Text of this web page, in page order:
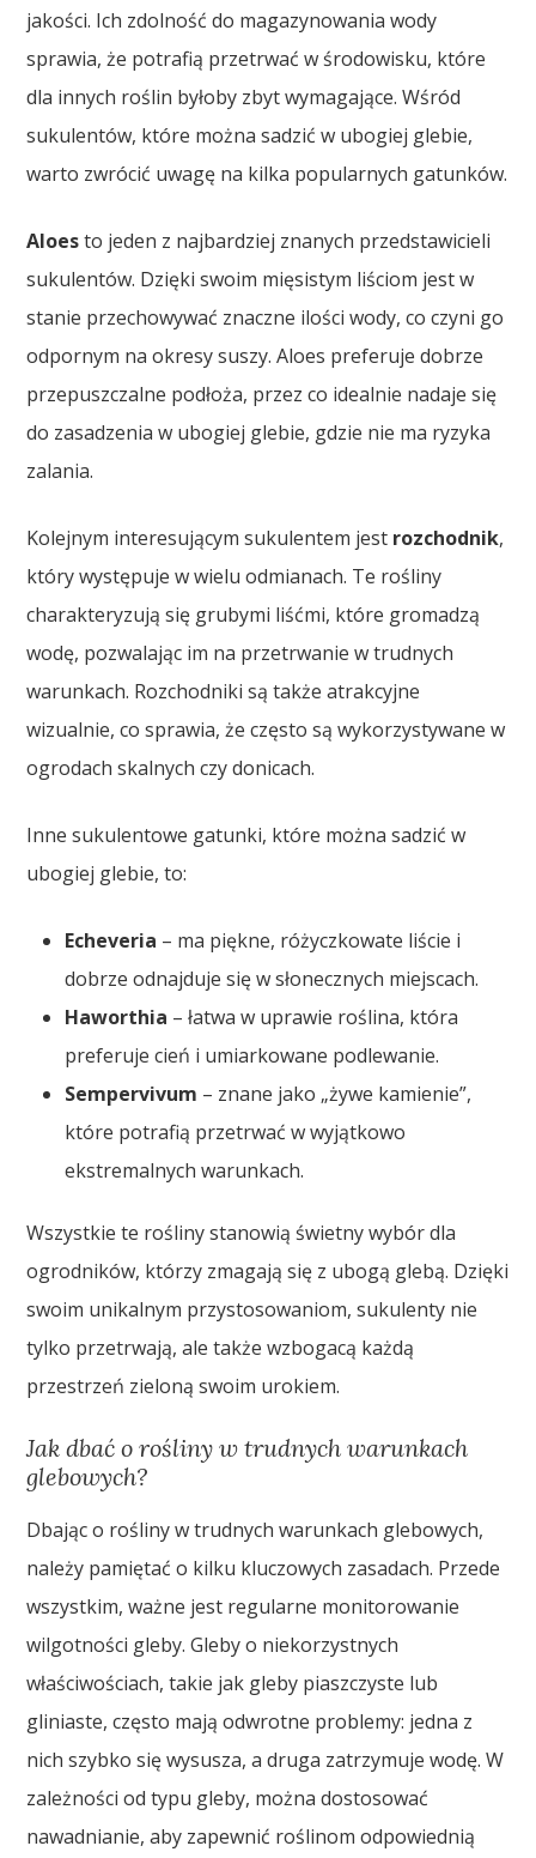
jakości. Ich zdolność do magazynowania wody
sprawia, że potrafią przetrwać w środowisku, które
dla innych roślin byłoby zbyt wymagające. Wśród
sukulentów, które można sadzić w ubogiej glebie,
warto zwrócić uwagę na kilka popularnych gatunków.
Aloesto jeden z najbardziej znanych przedstawicieli
sukulentów. Dzięki swoim mięsistym liściom jest w
stanie przechowywać znaczne ilości wody, co czyni go
odpornym na okresy suszy. Aloes preferuje dobrze
przepuszczalne podłoża, przez co idealnie nadaje się
do zasadzenia w ubogiej glebie, gdzie nie ma ryzyka
zalania.
Kolejnym interesującym sukulentem jest rozchodnik,
który występuje w wielu odmianach. Te rośliny
charakteryzują się grubymi liśćmi, które gromadzą
wodę, pozwalając im na przetrwanie w trudnych
warunkach. Rozchodniki są także atrakcyjne
wizualnie, co sprawia, że często są wykorzystywane w
ogrodach skalnych czy donicach.
Inne sukulentowe gatunki, które można sadzić w
ubogiej glebie, to:
Echeveria – ma piękne, różyczkowate liście i
dobrze odnajduje się w słonecznych miejscach.
Haworthia – łatwa w uprawie roślina, która
preferuje cień i umiarkowane podlewanie.
Sempervivum – znane jako „żywe kamienie”,
które potrafią przetrwać w wyjątkowo
ekstremalnych warunkach.
Wszystkie te rośliny stanowią świetny wybór dla
ogrodników, którzy zmagają się z ubogą glebą. Dzięki
swoim unikalnym przystosowaniom, sukulenty nie
tylko przetrwają, ale także wzbogacą każdą
przestrzeń zieloną swoim urokiem.
Jak dbać o rośliny w trudnych warunkach
glebowych?
Dbając o rośliny w trudnych warunkach glebowych,
należy pamiętać o kilku kluczowych zasadach. Przede
wszystkim, ważne jest regularne monitorowanie
wilgotności gleby. Gleby o niekorzystnych
właściwościach, takie jak gleby piaszczyste lub
gliniaste, często mają odwrotne problemy: jedna z
nich szybko się wysusza, a druga zatrzymuje wodę. W
zależności od typu gleby, można dostosować
nawadnianie, aby zapewnić roślinom odpowiednią